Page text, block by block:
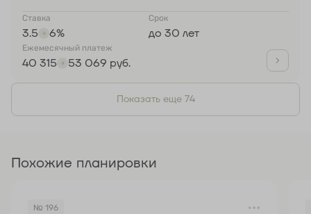
Ставка
3.5 6%
Срок
до 30 лет
Ежемесячный платеж
40 315 53 069 руб.
Показать еще 74
Похожие планировки
№ 196